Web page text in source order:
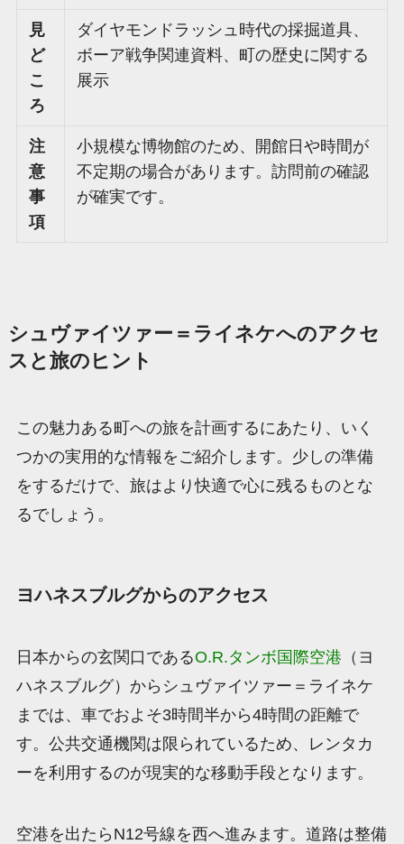
見
ど
こ
ろ
ダイヤモンドラッシュ時代の採掘道具、
ボーア戦争関連資料、町の歴史に関する
展示
注
意
事
項
小規模な博物館のため、開館日や時間が
不定期の場合があります。訪問前の確認
が確実です。
シュヴァイツァー＝ライネケへのアクセ
スと旅のヒント
この魅力ある町への旅を計画するにあたり、いく
つかの実用的な情報をご紹介します。少しの準備
をするだけで、旅はより快適で心に残るものとな
るでしょう。
ヨハネスブルグからのアクセス
日本からの玄関口であるO.R.タンボ国際空港 （ヨ
ハネスブルグ）からシュヴァイツァー＝ライネケ
までは、車でおよそ3時間半から4時間の距離で
す。公共交通機関は限られているため、レンタカ
ーを利用するのが現実的な移動手段となります。
空港を出たらN12号線を西へ進みます。道路は整備